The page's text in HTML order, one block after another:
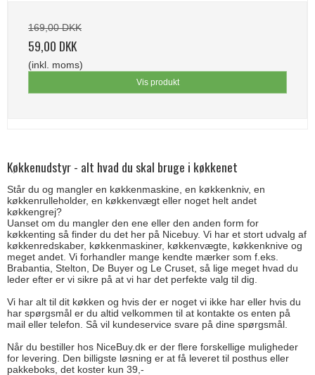
169,00 DKK
59,00 DKK
(inkl. moms)
Vis produkt
Køkkenudstyr - alt hvad du skal bruge i køkkenet
Står du og mangler en køkkenmaskine, en køkkenkniv, en
køkkenrulleholder, en køkkenvægt eller noget helt andet
køkkengrej?
Uanset om du mangler den ene eller den anden form for
køkkenting så finder du det her på Nicebuy. Vi har et stort udvalg af
køkkenredskaber, køkkenmaskiner, køkkenvægte, køkkenknive og
meget andet. Vi forhandler mange kendte mærker som f.eks.
Brabantia, Stelton, De Buyer og Le Cruset, så lige meget hvad du
leder efter er vi sikre på at vi har det perfekte valg til dig.
Vi har alt til dit køkken og hvis der er noget vi ikke har eller hvis du
har spørgsmål er du altid velkommen til at kontakte os enten på
mail eller telefon. Så vil kundeservice svare på dine spørgsmål.
Når du bestiller hos NiceBuy.dk er der flere forskellige muligheder
for levering. Den billigste løsning er at få leveret til posthus eller
pakkeboks, det koster kun 39,-